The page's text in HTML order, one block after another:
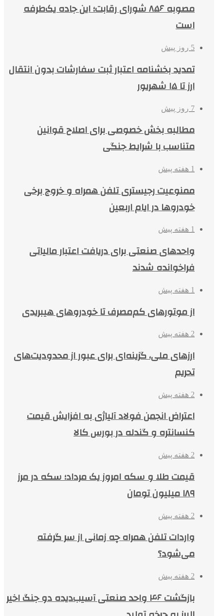
مصوبه ۸۵۶ شورای رقابت؛ این جاده یک‌طرفه
است
5 روز پیش
تمدید بخشنامه اعتبار ثبت سفارشات بدون انتقال
ارز تا ۱۵ شهریور
7 روز پیش
مطالبه بخش خصوصی برای اصلاح قوانین
متناسب با شرایط جنگی
1 هفته پیش
ممنوعیت رجیستری تلفن همراه و خروج برخی
خودروها در ایام اربعین
1 هفته پیش
واحدهای صنعتی برای دریافت اعتبار مالیاتی
فراخوانده شدند
1 هفته پیش
از موتورهای کم‌مصرف تا خودروهای هیبریدی
2 هفته پیش
ارزهای ملی، گزینه‌ای برای عبور از محدودیت‌های
تحریم
2 هفته پیش
اعتراض انجمن فولاد آلیاژی به افزایش قیمت
کنسانتره و گندله در بورس کالا
2 هفته پیش
قیمت طلا و سکه امروز یک مرداد؛ سکه در مرز
۱۸۹ میلیون تومان
2 هفته پیش
واردات تلفن همراه چه زمانی از سر گرفته
می‌شود؟
2 هفته پیش
بازگشت ۴۶ واحد صنعتی آسیب‌دیده دو جنگ اخیر